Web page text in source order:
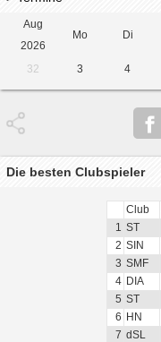
Aug
2026
Mo Di
32 3 4
Die besten Clubspieler
Club
1 ST
2 SIN
3 SMF
4 DIA
5 ST
6 HN
7 dSL